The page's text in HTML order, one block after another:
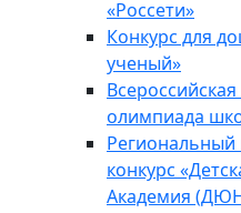
«Россети»
Конкурс для
ученый»
олимпиада
Региональный
конкурс
Академия